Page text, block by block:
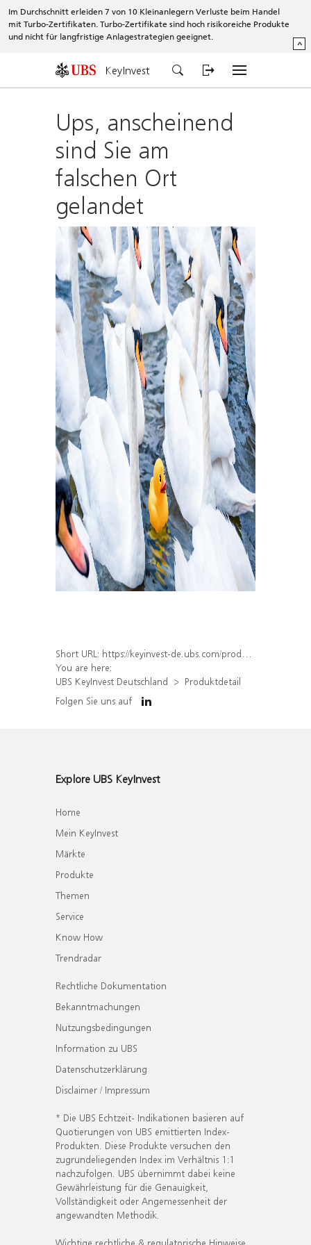
Im Durchschnitt erleiden 7 von 10 Kleinanlegern Verluste beim Handel
mit Turbo-Zertifikaten. Turbo-Zertifikate sind hoch risikoreiche Produkte
und nicht für langfristige Anlagestrategien geeignet.
^
KeyInvest
Ups, anscheinend
sind Sie am
falschen Ort
gelandet
Short URL: https://keyinvest-de.ubs.com/produkt/detail/index/isin/DE000WA27BY0
You are here:
UBS KeyInvest Deutschland
Produktdetail
Folgen Sie uns auf
Explore UBS KeyInvest
Home
Mein KeyInvest
Märkte
Produkte
Themen
Service
Know How
Trendradar
Rechtliche Dokumentation
Bekanntmachungen
Nutzungsbedingungen
Information zu UBS
Datenschutzerklärung
Disclaimer / Impressum
* Die UBS Echtzeit- Indikationen basieren auf
Quotierungen von UBS emittierten Index-
Produkten. Diese Produkte versuchen den
zugrundeliegenden Index im Verhältnis 1:1
nachzufolgen. UBS übernimmt dabei keine
Gewährleistung für die Genauigkeit,
Vollständigkeit oder Angemessenheit der
angewandten Methodik.